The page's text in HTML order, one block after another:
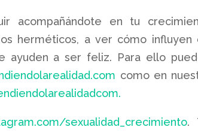
acompañándote en tu
herméticos, a ver cómo influyen
ayuden a ser feliz. Para ello
como en
sexualidad_crecimiento.